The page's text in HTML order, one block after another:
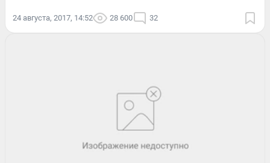
24 августа, 2017, 14:52 28 600 32